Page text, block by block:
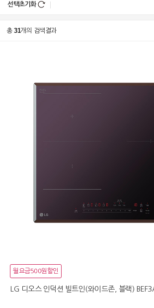
선택초기화
총 31개의 검색결과
월요금500원할인
LG 디오스 인덕션 빌트인(와이드존, 블랙)